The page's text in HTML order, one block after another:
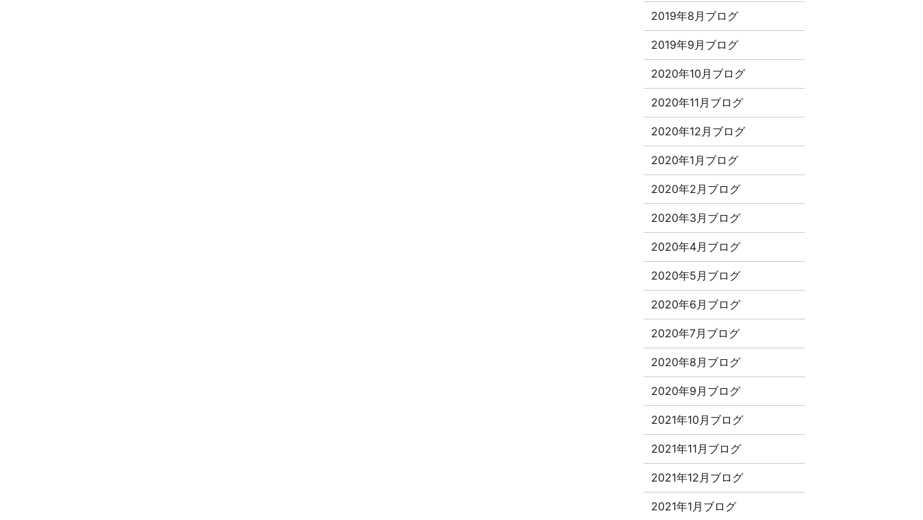
2019年8月ブログ
2019年9月ブログ
2020年10月ブログ
2020年11月ブログ
2020年12月ブログ
2020年1月ブログ
2020年2月ブログ
2020年3月ブログ
2020年4月ブログ
2020年5月ブログ
2020年6月ブログ
2020年7月ブログ
2020年8月ブログ
2020年9月ブログ
2021年10月ブログ
2021年11月ブログ
2021年12月ブログ
2021年1月ブログ